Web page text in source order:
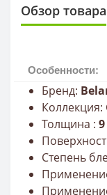
Обзор товара
Особенности:
Бренд:
Коллекция:
Толщина : 9
Степень